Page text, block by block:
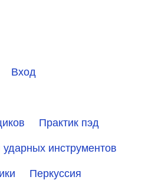
Вход
Практик пэд
инструментов
Перкуссия